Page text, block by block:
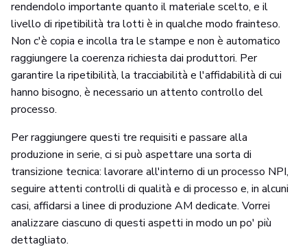
rendendolo importante quanto il materiale scelto, e il
livello di ripetibilità tra lotti è in qualche modo frainteso.
Non c'è copia e incolla tra le stampe e non è automatico
raggiungere la coerenza richiesta dai produttori. Per
garantire la ripetibilità, la tracciabilità e l'affidabilità di cui
hanno bisogno, è necessario un attento controllo del
processo.
Per raggiungere questi tre requisiti e passare alla
produzione in serie, ci si può aspettare una sorta di
transizione tecnica: lavorare all'interno di un processo NPI,
seguire attenti controlli di qualità e di processo e, in alcuni
casi, affidarsi a linee di produzione AM dedicate. Vorrei
analizzare ciascuno di questi aspetti in modo un po' più
dettagliato.